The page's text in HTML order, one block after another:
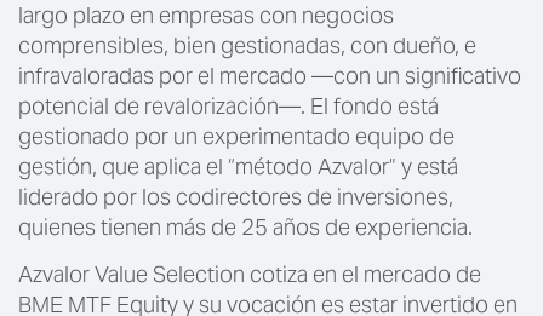
largo plazo en empresas con negocios
comprensibles, bien gestionadas, con dueño, e
infravaloradas por el mercado —con un significativo
potencial de revalorización—. El fondo está
gestionado por un experimentado equipo de
gestión, que aplica el “método Azvalor” y está
liderado por los codirectores de inversiones,
quienes tienen más de 25 años de experiencia.
Azvalor Value Selection cotiza en el mercado de
BME MTF Equity y su vocación es estar invertido en